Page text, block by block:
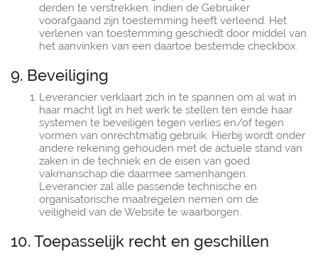
derden te verstrekken, indien de Gebruiker
voorafgaand zijn toestemming heeft verleend. Het
verlenen van toestemming geschiedt door middel van
het aanvinken van een daartoe bestemde checkbox.
9. Beveiliging
Leverancier verklaart zich in te spannen om al wat in
haar macht ligt in het werk te stellen ten einde haar
systemen te beveiligen tegen verlies en/of tegen
vormen van onrechtmatig gebruik. Hierbij wordt onder
andere rekening gehouden met de actuele stand van
zaken in de techniek en de eisen van goed
vakmanschap die daarmee samenhangen.
Leverancier zal alle passende technische en
organisatorische maatregelen nemen om de
veiligheid van de Website te waarborgen.
10. Toepasselijk recht en geschillen